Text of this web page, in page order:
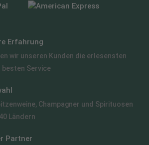
Erfahrung
wir unseren Kunden die erlesensten
besten Service
Champagner und Spirituosen
Ländern
Partner